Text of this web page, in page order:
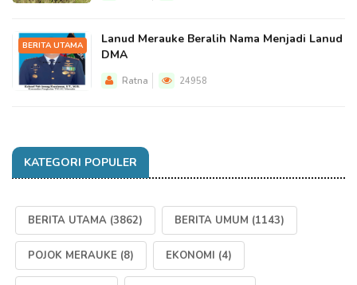
BERITA UTAMA
Lanud Merauke Beralih Nama Menjadi Lanud
DMA
Ratna 24958
KATEGORI POPULER
BERITA UTAMA (3862) BERITA UMUM (1143)
POJOK MERAUKE (8) EKONOMI (4)